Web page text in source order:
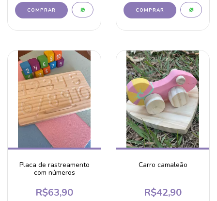
Placa de rastreamento
com números
R$63,90
Carro camaleão
R$42,90